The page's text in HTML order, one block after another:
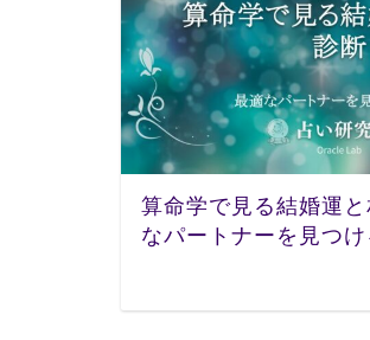
算命学で見る結婚運
なパートナーを見つ